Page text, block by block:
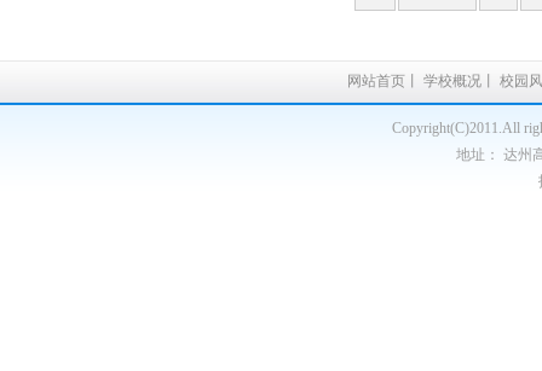
网站首页 学校概况 校园
Copyright(C)2011.All
地址： 达州